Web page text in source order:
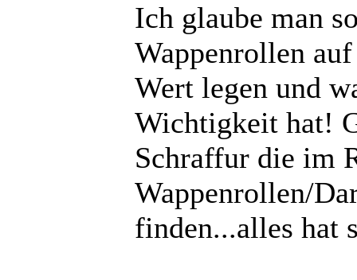
Ich glaube man
Wappenrollen
Wert legen und
Wichtigkeit hat!
Schraffur die im
Wappenrollen/
finden...alles hat